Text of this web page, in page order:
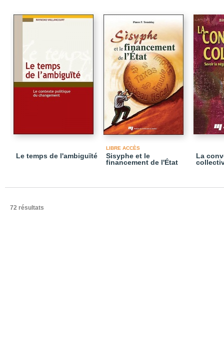
Le temps de l'ambiguïté
LIBRE ACCÈS
Sisyphe et le
financement de l'État
La
72 résultats